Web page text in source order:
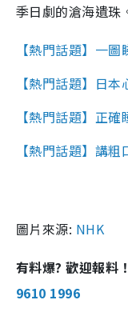
季日劇的滄海遺珠
【熱門話題】一
【熱門話題】日
【熱門話題】正
【熱門話題】講
圖片來源: NHK
有料爆? 歡迎報
9610 1996